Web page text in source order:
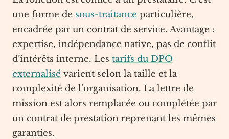
une forme de sous-traitance particulière,
encadrée par un contrat de service. Avantage :
expertise, indépendance native, pas de conflit
d’intérêts interne. Les tarifs du DPO
externalisé varient selon la taille et la
complexité de l’organisation. La lettre de
mission est alors remplacée ou complétée par
un contrat de prestation reprenant les mêmes
garanties.